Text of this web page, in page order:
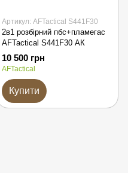
Артикул: AFTactical S441F30
2в1 розбірний пбс+пламегас
AFTactical S441F30 АК
10 500 грн
AFTactical
Купити